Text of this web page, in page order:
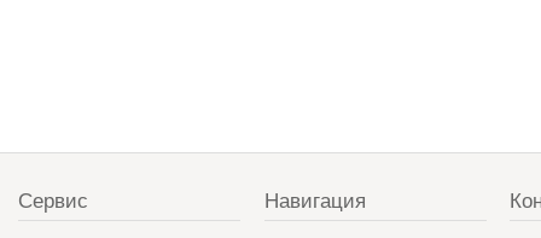
Сервис Навигация